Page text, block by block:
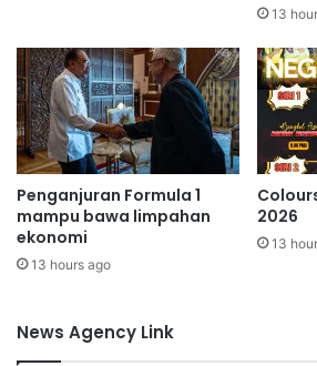
n
d
e
p
a
n
R
A
N
e
g
e
r
i
S
b
i
13
Penganjuran Formula 1
mampu bawa limpahan
ekonomi
13 hours ago
2026
13
News Agency Link